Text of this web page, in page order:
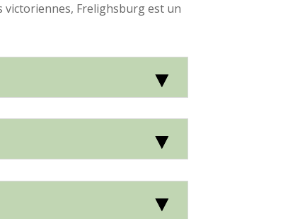
victoriennes, Frelighsburg est un